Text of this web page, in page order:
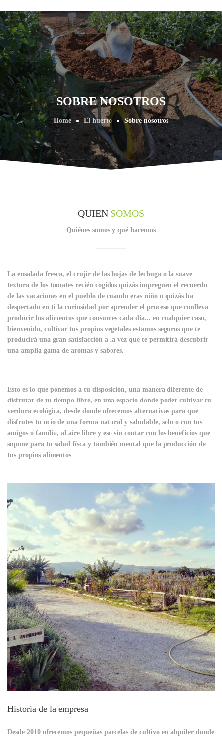
SOBRE NOSOTROS
Home El huerto Sobre nosotros
QUIEN SOMOS
Quiénes somos y qué hacemos
La ensalada fresca, el crujir de las hojas de lechuga o la suave
textura de los tomates recién cogidos quizás impregnen el recuerdo
de las vacaciones en el pueblo de cuando eras niño o quizás ha
despertado en ti la curiosidad por aprender el proceso que conlleva
producir los alimentos que consumes cada día... en cualquier caso,
bienvenido, cultivar tus propios vegetales estamos seguros que te
producirá una gran satisfacción a la vez que te permitirá descubrir
una amplia gama de aromas y sabores.
Esto es lo que ponemos a tu disposición, una manera diferente de
disfrutar de tu tiempo libre, en una espacio donde poder cultivar tu
verdura ecológica, desde donde ofrecemos alternativas para que
disfrutes tu ocio de una forma natural y saludable, solo o con tus
amigos o família, al aire libre y eso sin contar con los beneficios que
supone para tu salud físca y también mental que la producción de
tus propios alimentos
Historia de la empresa
Desde 2010 ofrecemos pequeñas parcelas de cultivo en alquiler donde